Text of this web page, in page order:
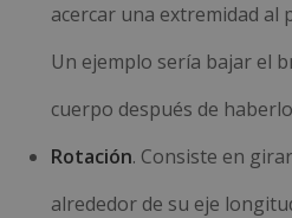
acercar una extremidad al
Un ejemplo sería bajar el
cuerpo después de
Rotación. Consiste en
alrededor de su eje